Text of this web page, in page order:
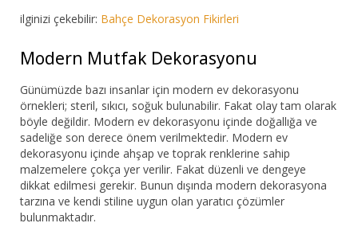
ilginizi çekebilir: Bahçe Dekorasyon Fikirleri
Modern Mutfak Dekorasyonu
Günümüzde bazı insanlar için modern ev dekorasyonu
örnekleri; steril, sıkıcı, soğuk bulunabilir. Fakat olay tam olarak
böyle değildir. Modern ev dekorasyonu içinde doğallığa ve
sadeliğe son derece önem verilmektedir. Modern ev
dekorasyonu içinde ahşap ve toprak renklerine sahip
malzemelere çokça yer verilir. Fakat düzenli ve dengeye
dikkat edilmesi gerekir. Bunun dışında modern dekorasyona
tarzına ve kendi stiline uygun olan yaratıcı çözümler
bulunmaktadır.